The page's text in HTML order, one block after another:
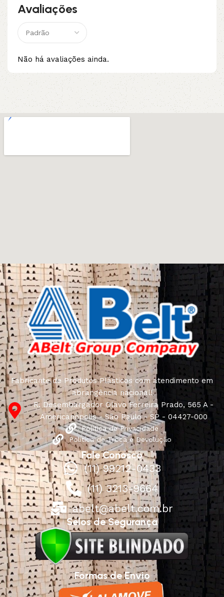
Avaliações
Não há avaliações ainda.
Fabricante de Produtos Plásticos com atendimento em
abrangência nacional!
R. Desembargador Olavo Ferreira Prado, 565 A -
Americanópolis - São Paulo - SP - 04427-000
Política de Privacidade
Política de Troca e Devolução
Fale Conosco
(11) 99212-0433
(11) 3213-9664
abelt@abelt.com.br
Selos de Segurança
Formas de Envio